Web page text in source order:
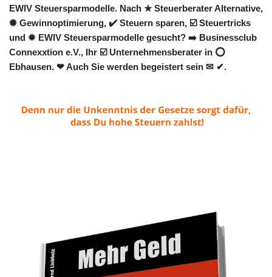
EWIV Steuersparmodelle. Nach ★ Steuerberater Alternative,
✺ Gewinnoptimierung, ✔️ Steuern sparen, ☑️ Steuertricks
und ✹ EWIV Steuersparmodelle gesucht? ➡️ Businessclub
Connexxtion e.V., Ihr ☑️ Unternehmensberater in ⭕
Ebhausen. ❤ Auch Sie werden begeistert sein ✉ ✔.